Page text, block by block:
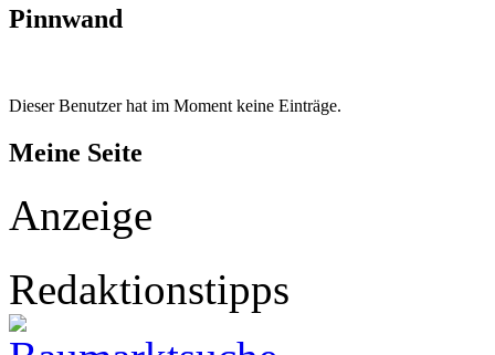
Pinnwand
Dieser Benutzer hat im Moment keine Einträge.
Meine Seite
Anzeige
Redaktionstipps